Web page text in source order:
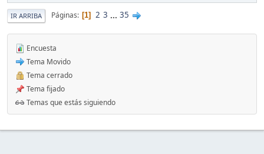
IR ARRIBA Páginas 1 2 3 ... 35
Encuesta
Tema Movido
Tema cerrado
Tema fijado
Temas que estás siguiendo